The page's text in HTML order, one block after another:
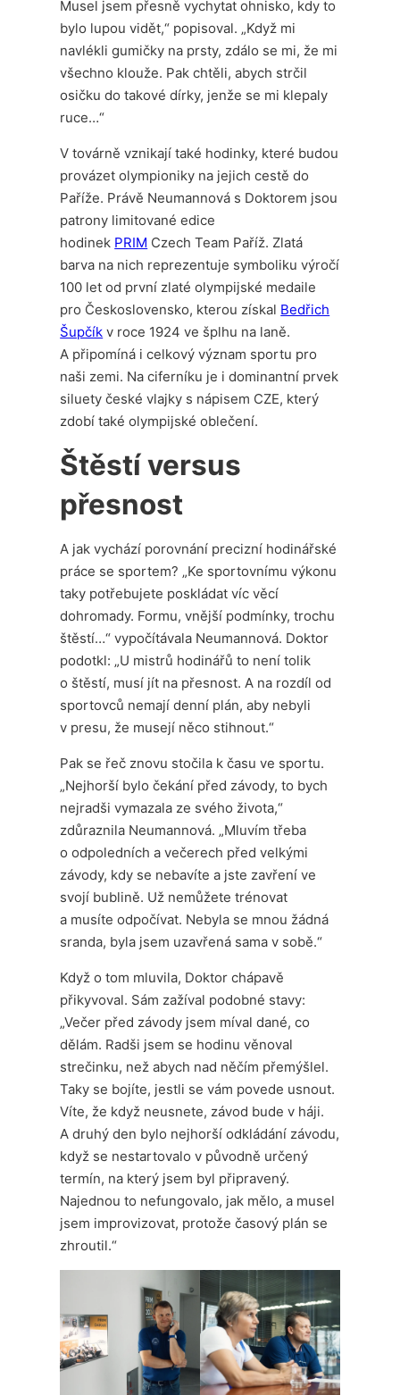
Musel jsem přesně vychytat ohnisko, kdy to
bylo lupou vidět,“ popisoval. „Když mi
navlékli gumičky na prsty, zdálo se mi, že mi
všechno klouže. Pak chtěli, abych strčil
osičku do takové dírky, jenže se mi klepaly
ruce…“
V továrně vznikají také hodinky, které budou
provázet olympioniky na jejich cestě do
Paříže. Právě Neumannová s Doktorem jsou
patrony limitované edice
hodinek PRIM Czech Team Paříž. Zlatá
barva na nich reprezentuje symboliku výročí
100 let od první zlaté olympijské medaile
pro Československo, kterou získal Bedřich
Šupčík v roce 1924 ve šplhu na laně.
A připomíná i celkový význam sportu pro
naši zemi. Na ciferníku je i dominantní prvek
siluety české vlajky s nápisem CZE, který
zdobí také olympijské oblečení.
Štěstí versus
přesnost
A jak vychází porovnání precizní hodinářské
práce se sportem? „Ke sportovnímu výkonu
taky potřebujete poskládat víc věcí
dohromady. Formu, vnější podmínky, trochu
štěstí…“ vypočítávala Neumannová. Doktor
podotkl: „U mistrů hodinářů to není tolik
o štěstí, musí jít na přesnost. A na rozdíl od
sportovců nemají denní plán, aby nebyli
v presu, že musejí něco stihnout.“
Pak se řeč znovu stočila k času ve sportu.
„Nejhorší bylo čekání před závody, to bych
nejradši vymazala ze svého života,“
zdůraznila Neumannová. „Mluvím třeba
o odpoledních a večerech před velkými
závody, kdy se nebavíte a jste zavření ve
svojí bublině. Už nemůžete trénovat
a musíte odpočívat. Nebyla se mnou žádná
sranda, byla jsem uzavřená sama v sobě.“
Když o tom mluvila, Doktor chápavě
přikyvoval. Sám zažíval podobné stavy:
„Večer před závody jsem míval dané, co
dělám. Radši jsem se hodinu věnoval
strečinku, než abych nad něčím přemýšlel.
Taky se bojíte, jestli se vám povede usnout.
Víte, že když neusnete, závod bude v háji.
A druhý den bylo nejhorší odkládání závodu,
když se nestartovalo v původně určený
termín, na který jsem byl připravený.
Najednou to nefungovalo, jak mělo, a musel
jsem improvizovat, protože časový plán se
zhroutil.“